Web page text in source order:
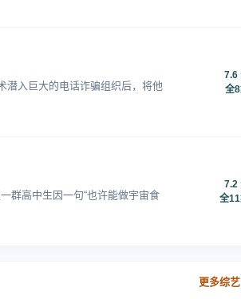
潜入巨大的电话诈骗组织后，将他
7.6
全
群高中生因一句“也许能做宇宙食
7.2
全
更多综